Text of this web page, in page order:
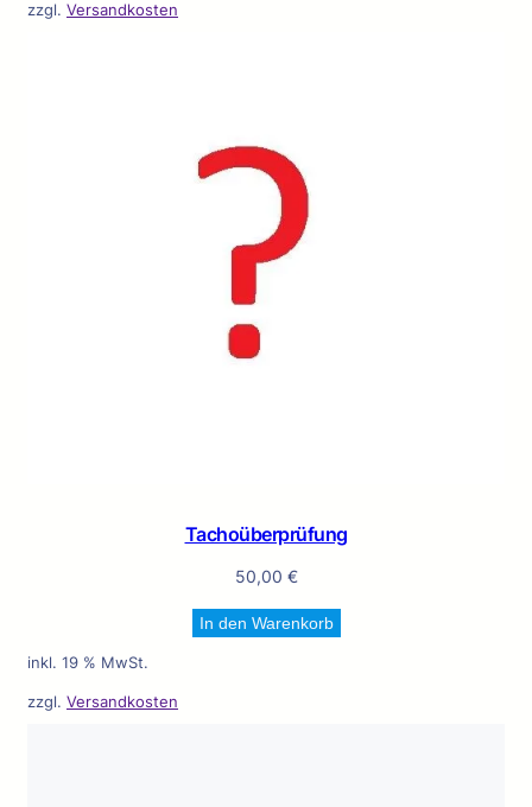
zzgl. Versandkosten
Tachoüberprüfung
50,00 €
In den Warenkorb
inkl. 19 % MwSt.
zzgl. Versandkosten